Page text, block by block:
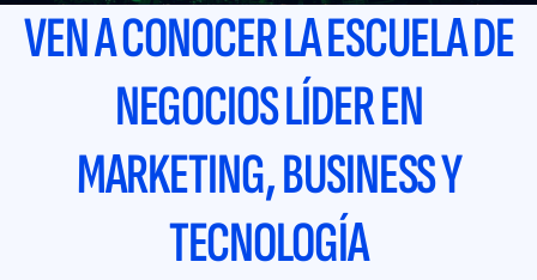
VEN A CONOCER LA ESCUELA DE
NEGOCIOS LÍDER EN
MARKETING, BUSINESS Y
TECNOLOGÍA